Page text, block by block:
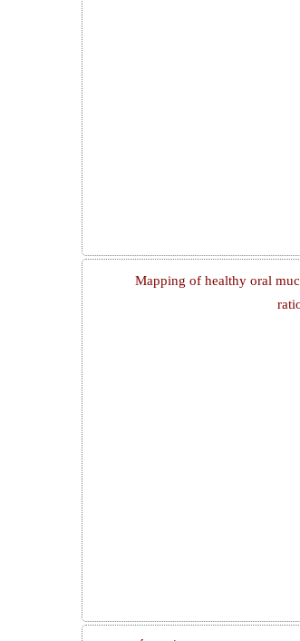
Mapping of healthy oral